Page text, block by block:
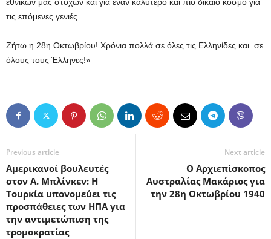
εθνικών μας στόχων και για έναν καλύτερο και πιο δίκαιο κόσμο για
τις επόμενες γενιές.
Ζήτω η 28η Οκτωβρίου! Χρόνια πολλά σε όλες τις Ελληνίδες και σε
όλους τους Έλληνες!»
Previous article
Αμερικανοί βουλευτές
στον Α. Μπλίνκεν: Η
Τουρκία υπονομεύει τις
προσπάθειες των ΗΠΑ για
την αντιμετώπιση της
τρομοκρατίας
Next article
O Αρχιεπίσκοπος
Αυστραλίας Μακάριος για
την 28η Οκτωβρίου 1940